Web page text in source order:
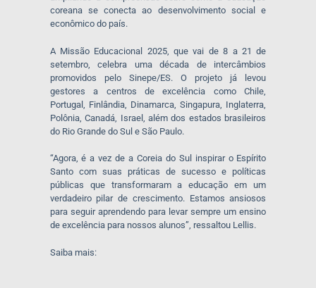
coreana se conecta ao desenvolvimento social e
econômico do país.
A Missão Educacional 2025, que vai de 8 a 21 de
setembro, celebra uma década de intercâmbios
promovidos pelo Sinepe/ES. O projeto já levou
gestores a centros de excelência como Chile,
Portugal, Finlândia, Dinamarca, Singapura, Inglaterra,
Polônia, Canadá, Israel, além dos estados brasileiros
do Rio Grande do Sul e São Paulo.
“Agora, é a vez de a Coreia do Sul inspirar o Espírito
Santo com suas práticas de sucesso e políticas
públicas que transformaram a educação em um
verdadeiro pilar de crescimento. Estamos ansiosos
para seguir aprendendo para levar sempre um ensino
de excelência para nossos alunos”, ressaltou Lellis.
Saiba mais: